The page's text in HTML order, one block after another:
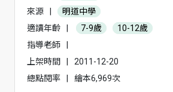
來源
明道中學
適讀年齡
7-9歲
10-12歲
指導老師
上架時間
2011-12-20
總點閱率
繪本6,969次